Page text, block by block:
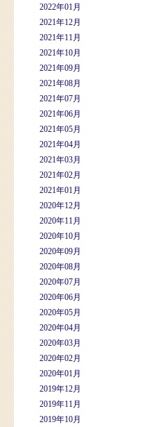
2022年01月
2021年12月
2021年11月
2021年10月
2021年09月
2021年08月
2021年07月
2021年06月
2021年05月
2021年04月
2021年03月
2021年02月
2021年01月
2020年12月
2020年11月
2020年10月
2020年09月
2020年08月
2020年07月
2020年06月
2020年05月
2020年04月
2020年03月
2020年02月
2020年01月
2019年12月
2019年11月
2019年10月